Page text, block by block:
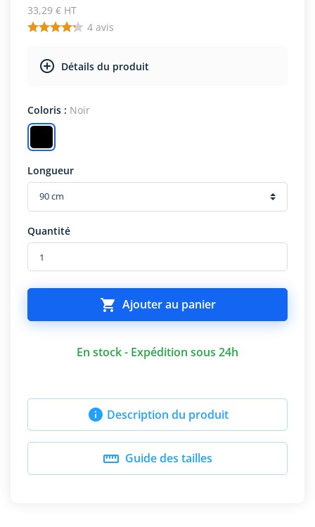
33,29 € HT
4 avis
Détails du produit
Coloris : Noir
Longueur
Quantité
 Ajouter au panier
En stock - Expédition sous 24h
 Description du produit
 Guide des tailles